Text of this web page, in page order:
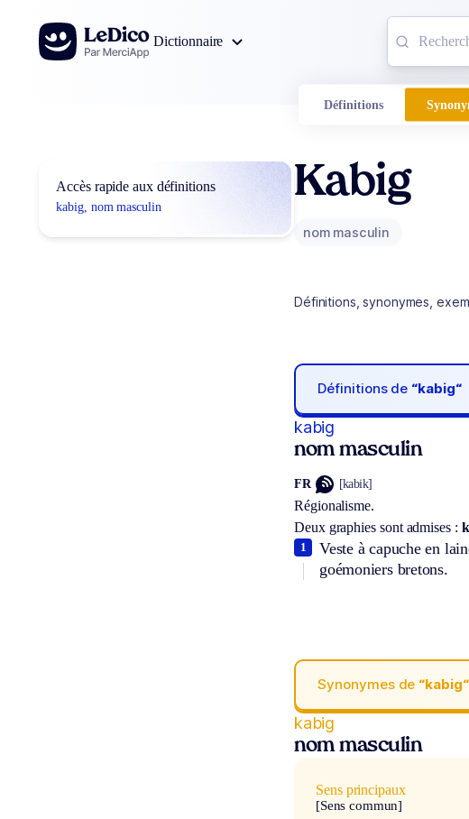
Aller au contenu
Dictionnaire
Définitions
Accès rapide aux définitions
kabig, nom masculin
Kabig
nom masculin
Définitions, synonymes,
Définitions de “kabig“
kabig
nom masculin
FR [kabik]
Régionalisme.
Deux graphies sont admises :
Veste à capuche en
goémoniers bretons.
1
Synonymes de “kabig“
kabig
nom masculin
Sens principaux
[Sens commun]